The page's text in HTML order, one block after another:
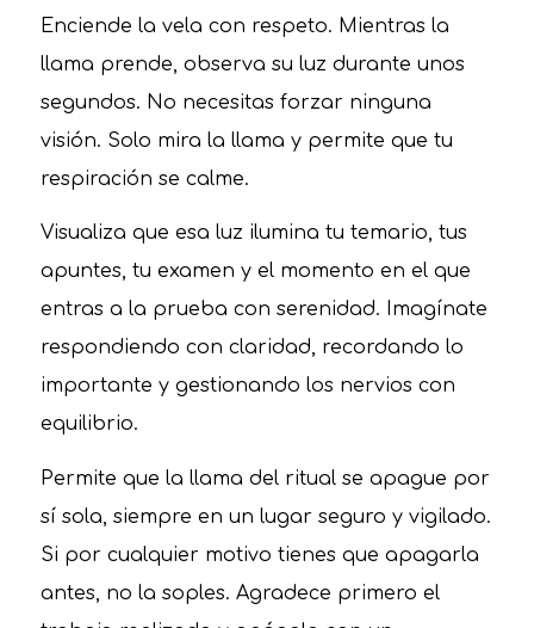
Enciende la vela con respeto. Mientras la
llama prende, observa su luz durante unos
segundos. No necesitas forzar ninguna
visión. Solo mira la llama y permite que tu
respiración se calme.
Visualiza que esa luz ilumina tu temario, tus
apuntes, tu examen y el momento en el que
entras a la prueba con serenidad. Imagínate
respondiendo con claridad, recordando lo
importante y gestionando los nervios con
equilibrio.
Permite que la llama del ritual se apague por
sí sola, siempre en un lugar seguro y vigilado.
Si por cualquier motivo tienes que apagarla
antes, no la soples. Agradece primero el